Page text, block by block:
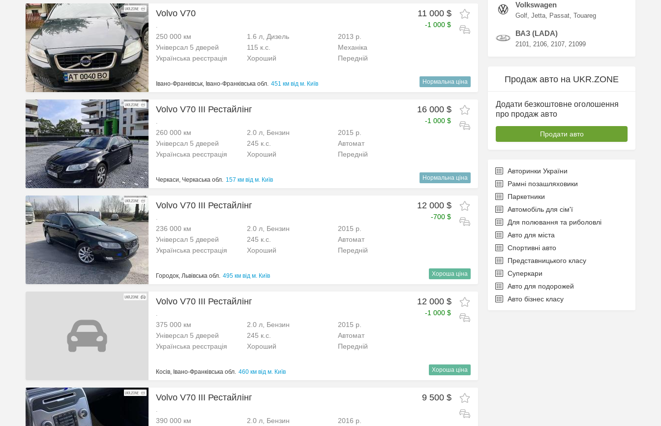
Volvo V70 11 000 $
-1 000 $
.
250 000 км 1.6 л, Дизель
2013 р.
Універсал 5 дверей
115 к.с.
Механіка
Українська реєстрація
Хороший Передній
Івано-Франківськ, Івано-Франківська обл. 451 км від м. Київ Нормальна ціна
Volvo V70 III Рестайлінг 16 000 $
-1 000 $
.
260 000 км 2.0 л, Бензин
2015 р.
Універсал 5 дверей
245 к.с.
Автомат
Українська реєстрація
Хороший Передній
Черкаси, Черкаська обл. 157 км від м. Київ Нормальна ціна
Volvo V70 III Рестайлінг 12 000 $
-700 $
.
236 000 км 2.0 л, Бензин
2015 р.
Універсал 5 дверей
245 к.с.
Автомат
Українська реєстрація
Хороший Передній
Городок, Львівська обл. 495 км від м. Київ Хороша ціна
Volvo V70 III Рестайлінг 12 000 $
-1 000 $
.
375 000 км 2.0 л, Бензин
2015 р.
Універсал 5 дверей
245 к.с.
Автомат
Українська реєстрація
Хороший Передній
Косів, Івано-Франківська обл. 460 км від м. Київ Хороша ціна
Volvo V70 III Рестайлінг 9 500 $
.
390 000 км 2.0 л, Бензин
2016 р.
Volkswagen
Golf Jetta Passat Touareg
ВАЗ (LADA)
2101 2106 2107 21099
Продаж авто на UKR.ZONE
Додати безкоштовне оголошення
про продаж авто
Продати авто
Авторинки України
Рамні позашляховики
Паркетники
Автомобіль для сім'ї
Для полювання та риболовлі
Авто для міста
Спортивні авто
Представницького класу
Суперкари
Авто для подорожей
Авто бізнес класу